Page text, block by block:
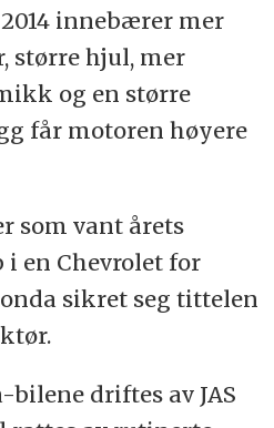
innebærer mer
større hjul, mer
og en større
får motoren høyere
som vant årets
i en Chevrolet for
sikret seg tittelen
driftes av JAS